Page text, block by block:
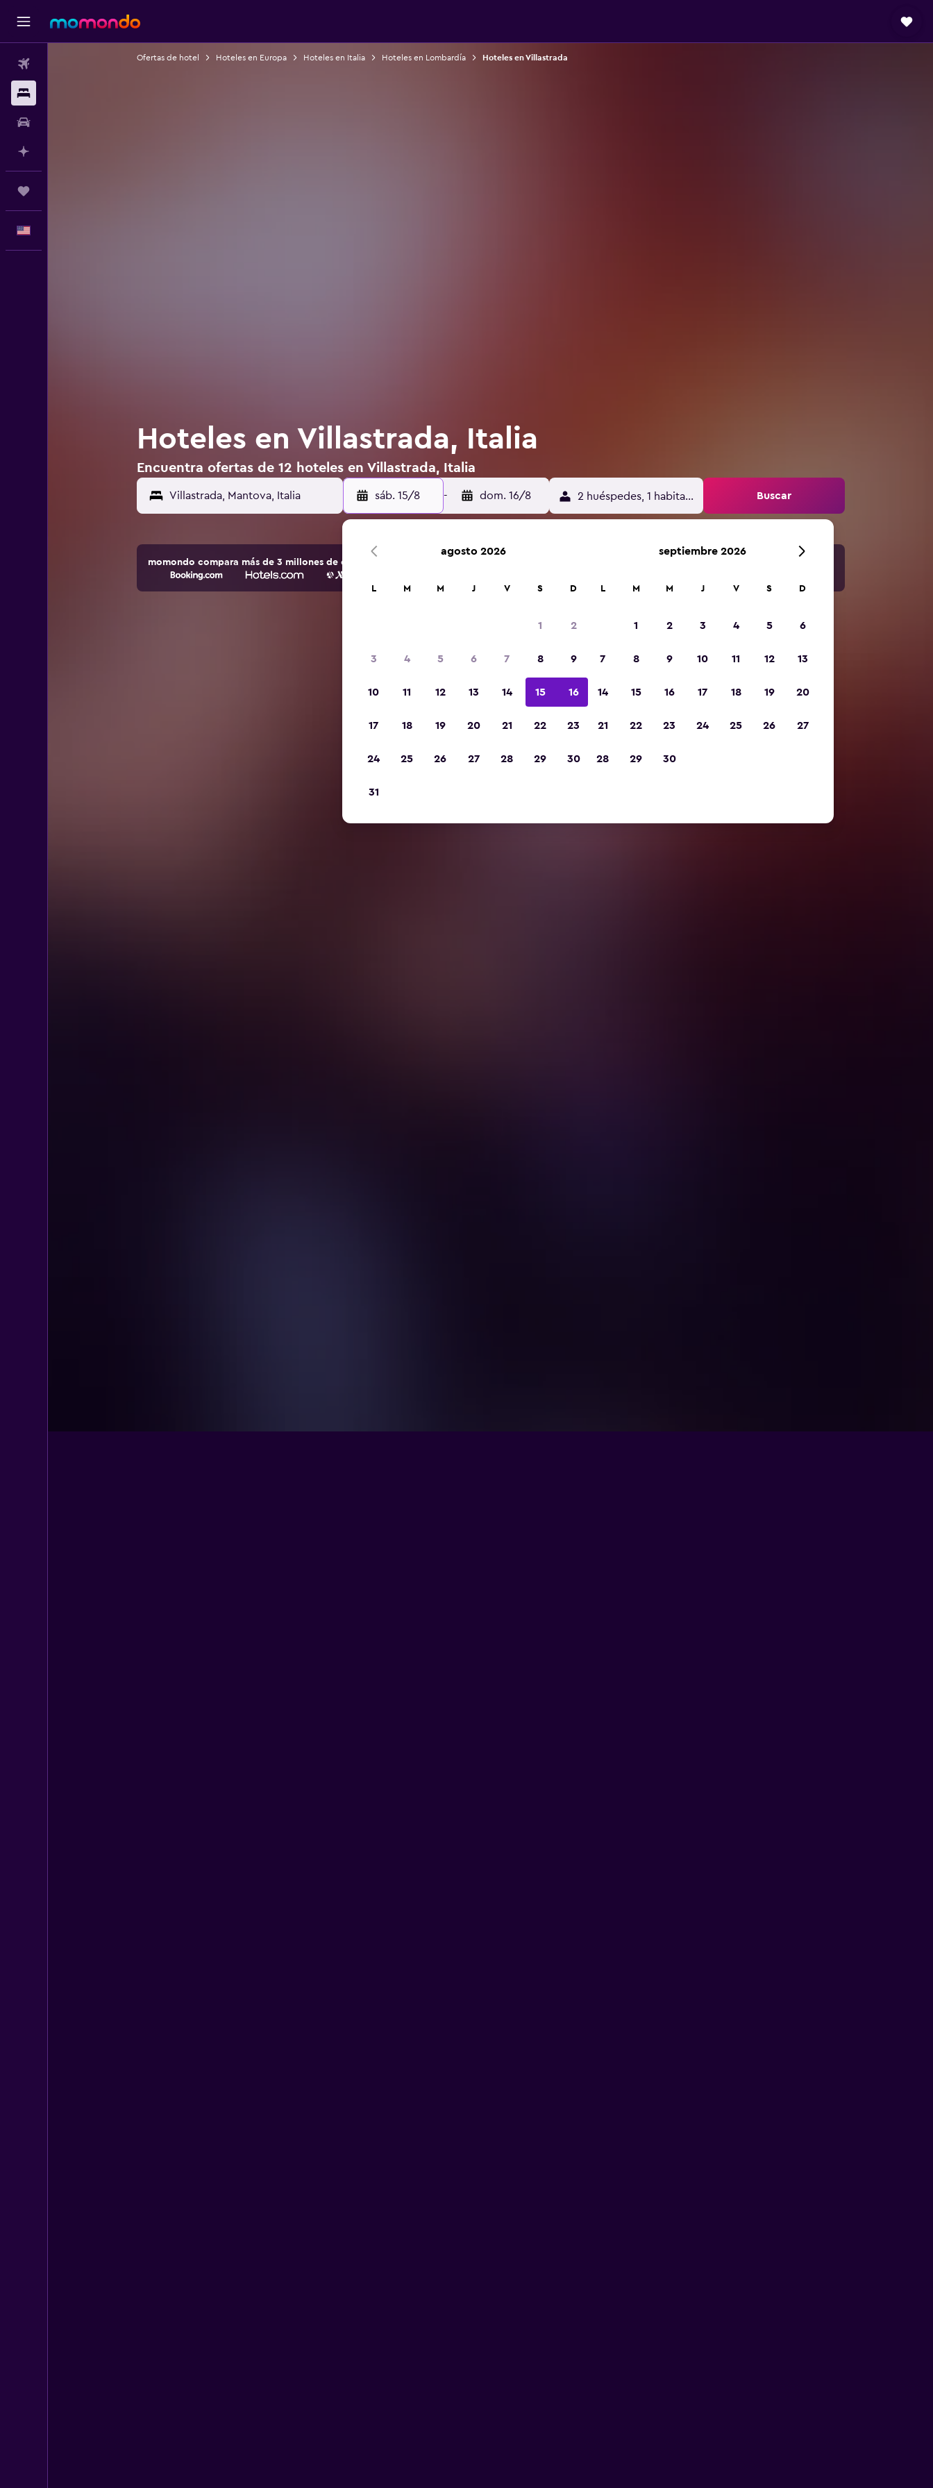
Ofertas de hotel Hoteles en Europa Hoteles en Italia Hoteles en Lombardía Hoteles en Villastrada
Hoteles en Villastrada, Italia
Encuentra ofertas de 12 hoteles en Villastrada, Italia
sáb. 15/8 - dom. 16/8 2 huéspedes, 1 habitación Buscar
momondo compara más de 3 millones de opciones de hoteles y alojamientos.
agosto 2026
L M M J V S D
1 2
3 4 5 6 7 8 9
10 11 12 13 14 15 16
17 18 19 20 21 22 23
24 25 26 27 28 29 30
31
septiembre 2026
L M M J V S D
1 2 3 4 5 6
7 8 9 10 11 12 13
14 15 16 17 18 19 20
21 22 23 24 25 26 27
28 29 30